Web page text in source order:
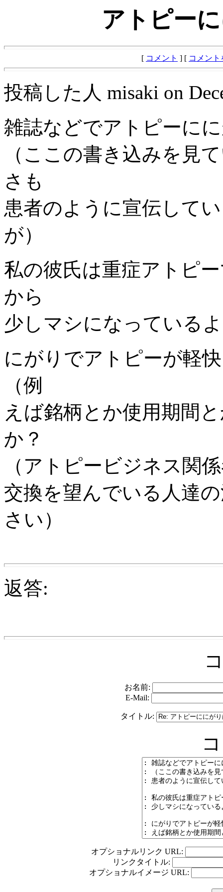
アトピー
[ コメント ] [ コメン
投稿した人 misaki on
雑誌などでアトピーに
（ここの書き込みを見
さも
患者のように宣伝して
が）
私の彼氏は重症アトピ
から
少しマシになっている
にがりでアトピーが軽
（例
えば銘柄とか使用期間
か？
（アトピービジネス関
交換を望んでいる人達
さい）
返答:
お名前:
E-Mail:
タイトル:
オプショナルリンク URL:
リンクタイトル:
オプショナルイメージ URL: